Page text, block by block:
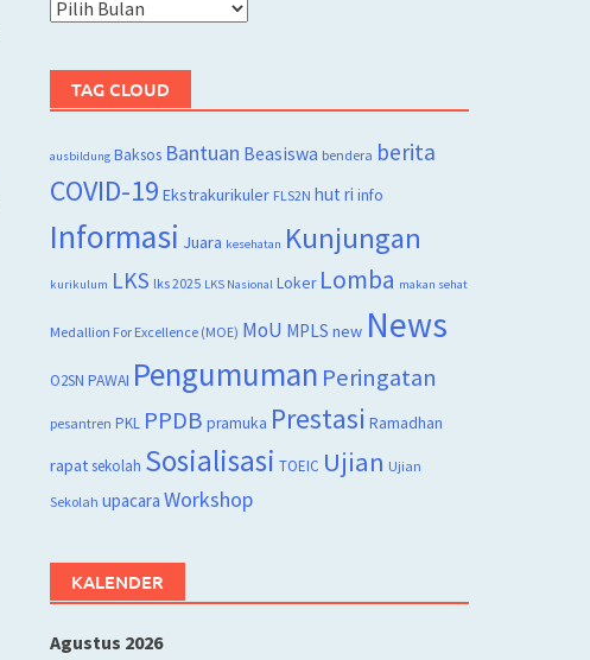
Arsip
TAG CLOUD
ausbildung Baksos Bantuan Beasiswa bendera berita
COVID-19 Ekstrakurikuler FLS2N hut ri info
Informasi Juara kesehatan Kunjungan
kurikulum LKS lks 2025 LKS Nasional Loker Lomba makan sehat
Medallion For Excellence (MOE) MoU MPLS new News
O2SN PAWAI Pengumuman Peringatan
pesantren PKL PPDB pramuka Prestasi Ramadhan
rapatsekolah Sosialisasi TOEIC Ujian Ujian
Sekolah upacara Workshop
KALENDER
Agustus 2026